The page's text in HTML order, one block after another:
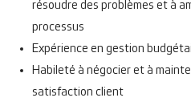
résoudre des problèmes et à
processus
Expérience en gestion
Habileté à négocier et à
satisfaction client